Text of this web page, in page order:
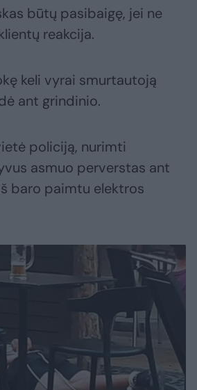
būtų pasibaigę, jei ne
reakcija.
keli vyrai smurtautoją
ant grindinio.
policiją, nurimti
asmuo perverstas ant
baro paimtu elektros